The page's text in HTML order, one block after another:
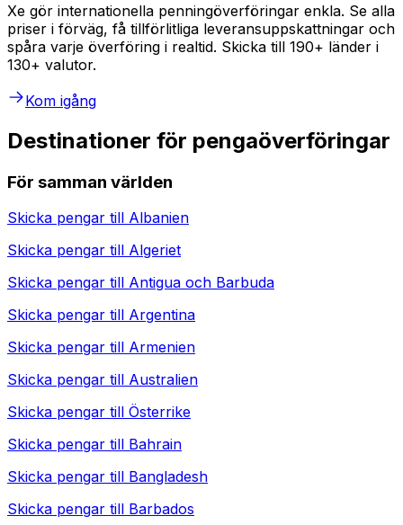
Xe gör internationella penningöverföringar enkla. Se alla
priser i förväg, få tillförlitliga leveransuppskattningar och
spåra varje överföring i realtid. Skicka till 190+ länder i
130+ valutor.
Kom igång
Destinationer för pengaöverföringar
För samman världen
Skicka pengar till Albanien
Skicka pengar till Algeriet
Skicka pengar till Antigua och Barbuda
Skicka pengar till Argentina
Skicka pengar till Armenien
Skicka pengar till Australien
Skicka pengar till Österrike
Skicka pengar till Bahrain
Skicka pengar till Bangladesh
Skicka pengar till Barbados